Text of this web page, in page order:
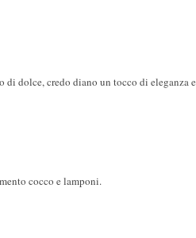
dolce, credo diano un tocco di eleganza e
cocco e lamponi.